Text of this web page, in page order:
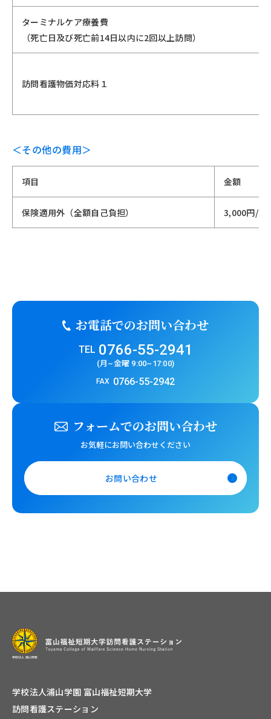
ターミナルケア療養費
（死亡日及び死亡前14日以内に2回以上訪問）
訪問看護物価対応料１
＜その他の費用＞
項目 金額
保険適用外（全額自己負担） 3,000円/回
お電話でのお問い合わせ
TEL 0766-55-2941
(月~金曜 9:00~17:00)
FAX 0766-55-2942
フォームでのお問い合わせ
お気軽にお問い合わせください
お問い合わせ
学校法人浦山学園 富山福祉短期大学
訪問看護ステーション